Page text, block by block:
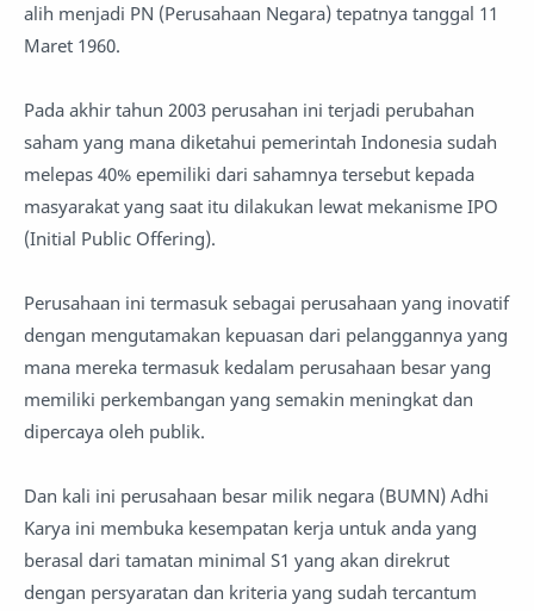
alih menjadi PN (Perusahaan Negara) tepatnya tanggal 11
Maret 1960.
Pada akhir tahun 2003 perusahan ini terjadi perubahan
saham yang mana diketahui pemerintah Indonesia sudah
melepas 40% epemiliki dari sahamnya tersebut kepada
masyarakat yang saat itu dilakukan lewat mekanisme IPO
(Initial Public Offering).
Perusahaan ini termasuk sebagai perusahaan yang inovatif
dengan mengutamakan kepuasan dari pelanggannya yang
mana mereka termasuk kedalam perusahaan besar yang
memiliki perkembangan yang semakin meningkat dan
dipercaya oleh publik.
Dan kali ini perusahaan besar milik negara (BUMN) Adhi
Karya ini membuka kesempatan kerja untuk anda yang
berasal dari tamatan minimal S1 yang akan direkrut
dengan persyaratan dan kriteria yang sudah tercantum